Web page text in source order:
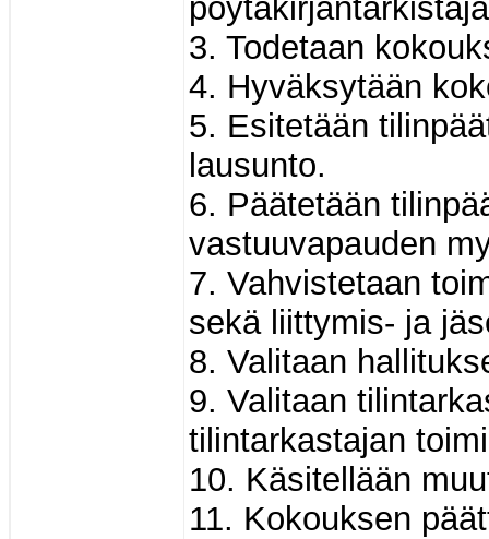
3. Todetaan
4. Hyväksytään
5. Esitetään
lausunto.
6. Päätetään
vastuuvapauden
7. Vahvistetaan
sekä liittymis- ja
8. Valitaan
9. Valitaan
tilintarkastajan
10. Käsitellään
11. Kokouksen